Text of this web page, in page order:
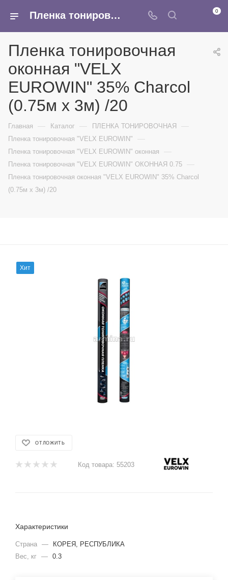
Пленка тонировочная оконная "VELX EUROWIN" 35% Сharcol (0.75м х 3м) /20 - купить в интернет-магазине Армина 0
Пленка тонировочная
оконная "VELX
EUROWIN" 35% Сharcol
(0.75м х 3м) /20
Главная — Каталог — ПЛЕНКА ТОНИРОВОЧНАЯ —
Пленка тонировочная "VELX EUROWIN" —
Пленка тонировочная "VELX EUROWIN" оконная —
Пленка тонировочная "VELX EUROWIN" ОКОННАЯ 0.75 —
Пленка тонировочная оконная "VELX EUROWIN" 35% Сharcol
(0.75м х 3м) /20
Хит
ОТЛОЖИТЬ
Код товара: 55203
Характеристики
Страна —
КОРЕЯ, РЕСПУБЛИКА
Вес, кг — 0.3